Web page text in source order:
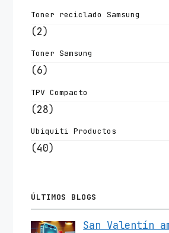
Toner reciclado Samsung
(2)
Toner Samsung
(6)
TPV Compacto
(28)
Ubiquiti Productos
(40)
ÚLTIMOS BLOGS
San Valentín